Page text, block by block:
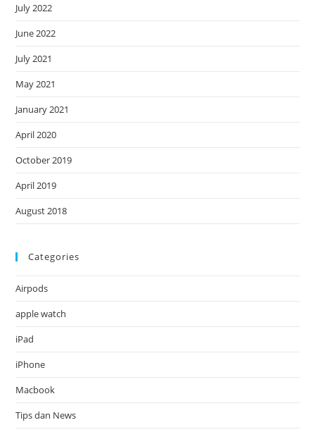
July 2022
June 2022
July 2021
May 2021
January 2021
April 2020
October 2019
April 2019
August 2018
Categories
Airpods
apple watch
iPad
iPhone
Macbook
Tips dan News